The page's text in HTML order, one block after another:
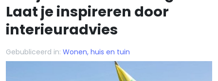
Laat je inspireren door
interieuradvies
Gebubliceerd in: Wonen, huis en tuin